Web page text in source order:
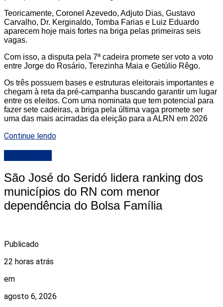
Teoricamente, Coronel Azevedo, Adjuto Dias, Gustavo
Carvalho, Dr. Kerginaldo, Tomba Farias e Luiz Eduardo
aparecem hoje mais fortes na briga pelas primeiras seis
vagas.
Com isso, a disputa pela 7ª cadeira promete ser voto a voto
entre Jorge do Rosário, Terezinha Maia e Getúlio Rêgo.
Os três possuem bases e estruturas eleitorais importantes e
chegam à reta da pré-campanha buscando garantir um lugar
entre os eleitos. Com uma nominata que tem potencial para
fazer sete cadeiras, a briga pela última vaga promete ser
uma das mais acirradas da eleição para a ALRN em 2026
Continue lendo
São José do Seridó lidera ranking dos
municípios do RN com menor
dependência do Bolsa Família
Publicado
22 horas atrás
em
agosto 6, 2026